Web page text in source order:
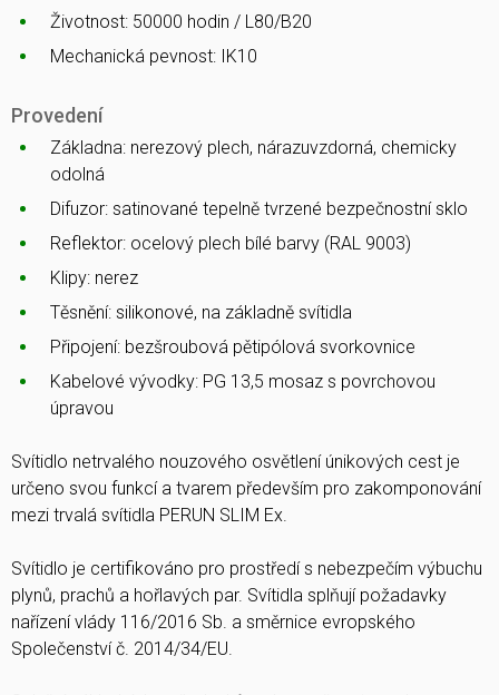
Životnost: 50000 hodin / L80/B20
Mechanická pevnost: IK10
Provedení
Základna: nerezový plech, nárazuvzdorná, chemicky
odolná
Difuzor: satinované tepelně tvrzené bezpečnostní sklo
Reflektor: ocelový plech bílé barvy (RAL 9003)
Klipy: nerez
Těsnění: silikonové, na základně svítidla
Připojení: bezšroubová pětipólová svorkovnice
Kabelové vývodky: PG 13,5 mosaz s povrchovou
úpravou
Svítidlo netrvalého nouzového osvětlení únikových cest je
určeno svou funkcí a tvarem především pro zakomponování
mezi trvalá svítidla PERUN SLIM Ex.
Svítidlo je certifikováno pro prostředí s nebezpečím výbuchu
plynů, prachů a hořlavých par. Svítidla splňují požadavky
nařízení vlády 116/2016 Sb. a směrnice evropského
Společenství č. 2014/34/EU.